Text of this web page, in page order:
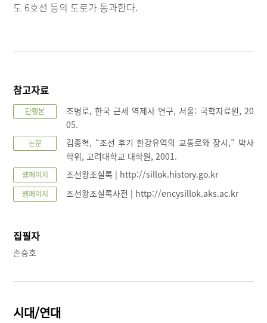
도 6호선 등의 도로가 통과한다.
참고자료
단행본
조병로, 한국 근세 역제사 연구, 서울: 국학자료원, 20
05.
논문
김종혁, “조선 후기 한강유역의 교통로와 장시,” 박사
학위, 고려대학교 대학원, 2001.
웹페이지 조선왕조실록 | http://sillok.history.go.kr
웹페이지 조선왕조실록사전 | http://encysillok.aks.ac.kr
집필자
손승호
시대/연대